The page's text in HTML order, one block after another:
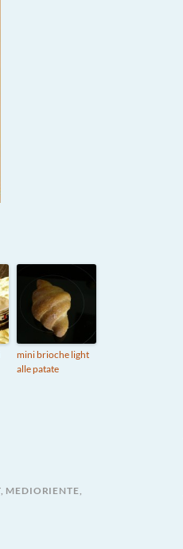
mini brioche light
alle patate
, MEDIORIENTE